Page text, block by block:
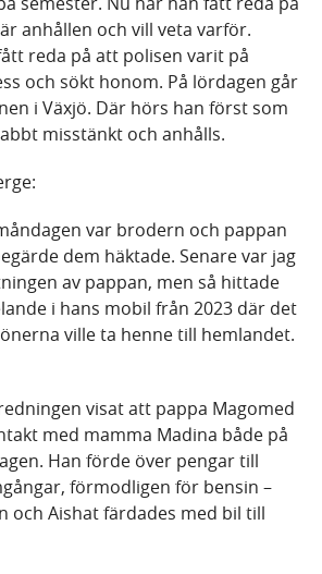
anhållen och vill veta varför.
reda på att polisen varit på
och sökt honom. På lördagen går
i Växjö. Där hörs han först som
misstänkt och anhålls.
var brodern och pappan
dem häktade. Senare var jag
av pappan, men så hittade
i hans mobil från 2023 där det
ville ta henne till hemlandet.
visat att pappa Magomed
med mamma Madina både på
Han förde över pengar till
förmodligen för bensin –
och Aishat färdades med bil till